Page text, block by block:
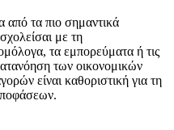
από τα πιο σημαντικά
με τη
τα εμπορεύματα ή τις
των οικονομικών
είναι καθοριστική για τη